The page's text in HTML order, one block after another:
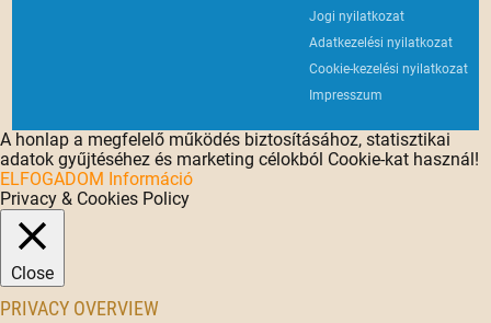
Jogi nyilatkozat
Adatkezelési nyilatkozat
Cookie-kezelési nyilatkozat
Impresszum
A honlap a megfelelő működés biztosításához, statisztikai
adatok gyűjtéséhez és marketing célokból Cookie-kat használ!
ELFOGADOM Információ
Privacy & Cookies Policy
Close
PRIVACY OVERVIEW